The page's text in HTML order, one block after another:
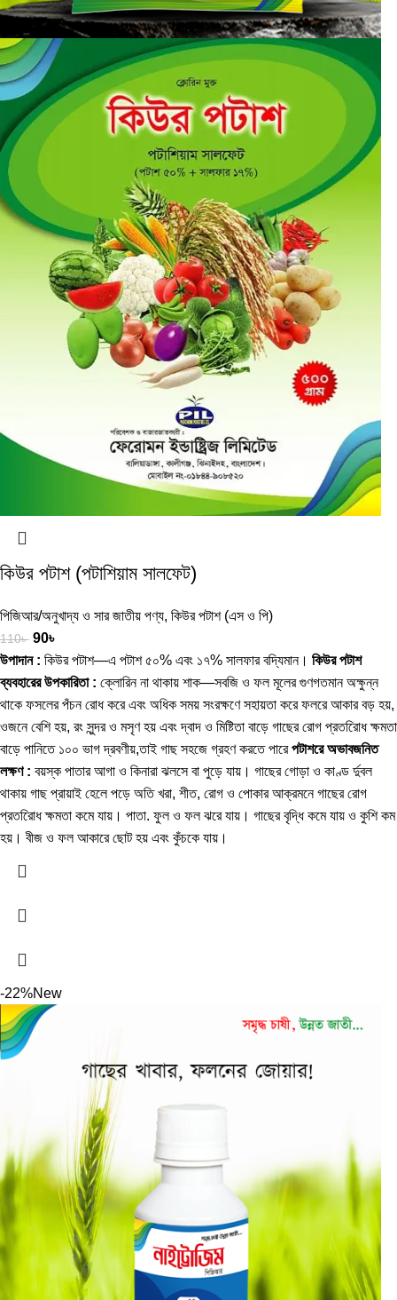
কিউর পটাশ (পটাশিয়াম সালফেট)
পিজিআর/অনুখাদ্য ও সার জাতীয় পণ্য, কিউর পটাশ (এস ও পি)
110৳ 90৳
উপাদান : কিউর পটাশ—এ পটাশ ৫০% এবং ১৭% সালফার বদ্যিমান। কিউর পটাশ
ব্যবহারের উপকারিতা : ক্লোরিন না থাকায় শাক—সবজি ও ফল মূলের গুণগতমান অক্ষুন্ন
থাকে ফসলের পঁচন রোধ করে এবং অধিক সময় সংরক্ষণে সহায়তা করে ফলরে আকার বড় হয়,
ওজনে বেশি হয়, রং সুন্দর ও মসৃণ হয় এবং দ্বাদ ও মিষ্টিতা বাড়ে গাছের রোগ প্রতরিোধ ক্ষমতা
বাড়ে পানিতে ১০০ ভাগ দ্রবণীয়,তাই গাছ সহজে গ্রহণ করতে পারেপটাশরে অভাবজনিত
লক্ষণ : বয়স্ক পাতার আগা ও কিনারা ঝলসে বা পুড়ে যায়। গাছের গোড়া ও কাণ্ড র্দুবল
থাকায় গাছ প্রায়াই হেলে পড়ে অতি খরা, শীত, রোগ ও পোকার আক্রমনে গাছের রোগ
প্রতরিোধ ক্ষমতা কমে যায়। পাতা. ফুল ও ফল ঝরে যায়। গাছের বৃদ্ধি কমে যায় ও কুশি কম
হয়। বীজ ও ফল আকারে ছোট হয় এবং কুঁচকে যায়।
-22%New